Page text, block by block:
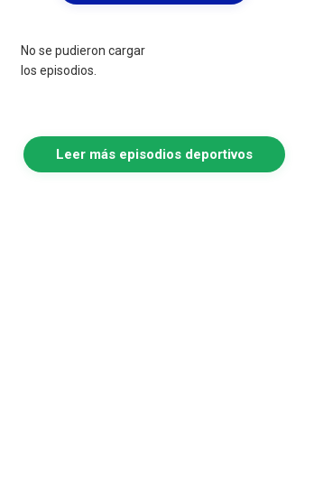
No se pudieron cargar
los episodios.
Leer más episodios deportivos